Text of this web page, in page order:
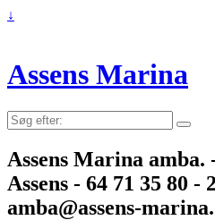
↓
Assens Marina
Søg
efter:
Assens Marina amba.
Assens - 64 71 35 80 -
amba@assens-